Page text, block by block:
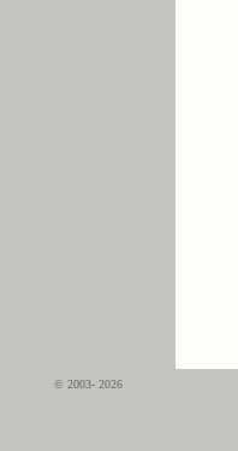
© 2003- 2026